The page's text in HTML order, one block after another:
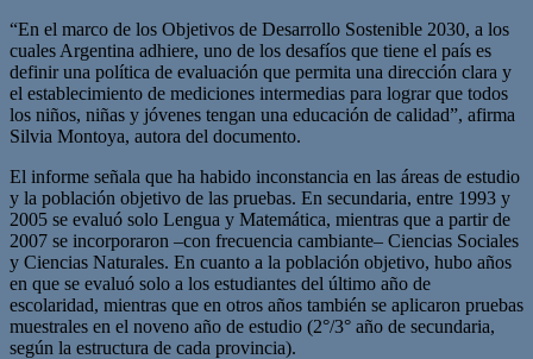
“En el marco de los Objetivos de Desarrollo Sostenible 2030, a los
cuales Argentina adhiere, uno de los desafíos que tiene el país es
definir una política de evaluación que permita una dirección clara y
el establecimiento de mediciones intermedias para lograr que todos
los niños, niñas y jóvenes tengan una educación de calidad”, afirma
Silvia Montoya, autora del documento.
El informe señala que ha habido inconstancia en las áreas de estudio
y la población objetivo de las pruebas. En secundaria, entre 1993 y
2005 se evaluó solo Lengua y Matemática, mientras que a partir de
2007 se incorporaron –con frecuencia cambiante– Ciencias Sociales
y Ciencias Naturales. En cuanto a la población objetivo, hubo años
en que se evaluó solo a los estudiantes del último año de
escolaridad, mientras que en otros años también se aplicaron pruebas
muestrales en el noveno año de estudio (2°/3° año de secundaria,
según la estructura de cada provincia).